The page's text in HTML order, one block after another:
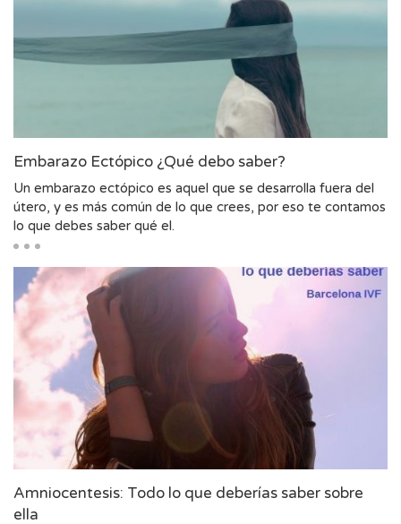
Embarazo Ectópico ¿Qué debo saber?
Un embarazo ectópico es aquel que se desarrolla fuera del
útero, y es más común de lo que crees, por eso te contamos
lo que debes saber qué el.
Amniocentesis: Todo lo que deberías saber sobre
ella